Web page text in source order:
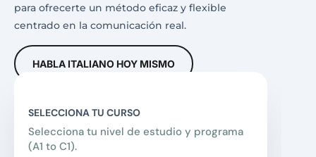
para ofrecerte un método eficaz y flexible
centrado en la comunicación real.
HABLA ITALIANO HOY MISMO
SELECCIONA TU CURSO
Selecciona tu nivel de estudio y programa
(A1 to C1).